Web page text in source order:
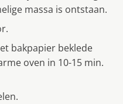
massa is ontstaan.
bakpapier beklede
oven in 10-15 min.